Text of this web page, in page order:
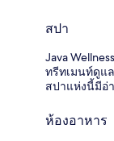
สปา
Java
ทรีทเมนท์ดูแ
สปาแห่งนี้มีอ่
ห้องอาหาร